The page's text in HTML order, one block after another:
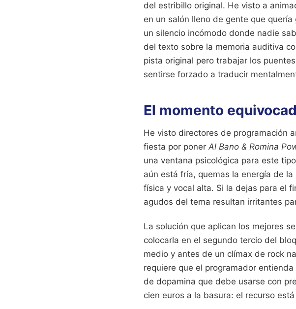
del estribillo original. He visto a
en un salón lleno de gente que
un silencio incómodo donde nadie
del texto sobre la memoria auditiva
pista original pero trabajar los
sentirse forzado a traducir
El momento
He visto directores de programación
fiesta por poner Al Bano & Romina
una ventana psicológica para este
aún está fría, quemas la energía de
física y vocal alta. Si la dejas para el
agudos del tema resultan irritantes
La solución que aplican los mejores
colocarla en el segundo tercio del
medio y antes de un clímax de rock
requiere que el programador
de dopamina que debe usarse con
cien euros a la basura: el recurso